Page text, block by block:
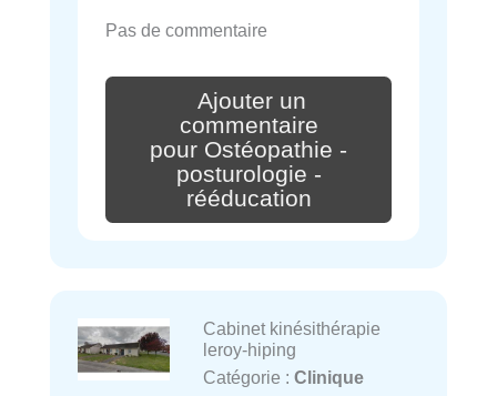
Pas de commentaire
Ajouter un
commentaire
pour Ostéopathie -
posturologie -
rééducation
Cabinet kinésithérapie
leroy-hiping
Catégorie : Clinique